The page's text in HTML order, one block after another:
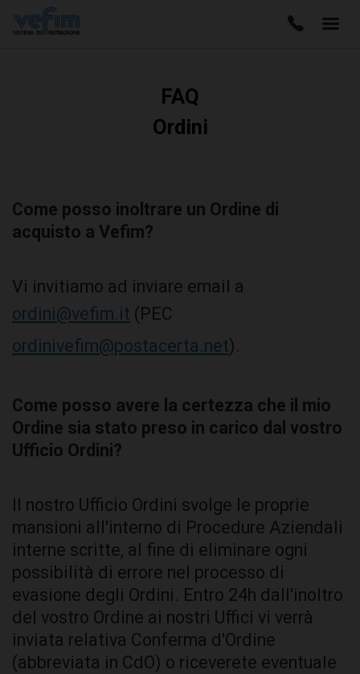
FAQ
Ordini
Come posso inoltrare un Ordine di
acquisto a Vefim?
Vi invitiamo ad inviare email a
ordini@vefim.it (PEC
ordinivefim@postacerta.net).
Come posso avere la certezza che il mio
Ordine sia stato preso in carico dal vostro
Ufficio Ordini?
Il nostro Ufficio Ordini svolge le proprie
mansioni all'interno di Procedure Aziendali
interne scritte, al fine di eliminare ogni
possibilità di errore nel processo di
evasione degli Ordini. Entro 24h dall'inoltro
del vostro Ordine ai nostri Uffici vi verrà
inviata relativa Conferma d'Ordine
(abbreviata in CdO) o riceverete eventuale